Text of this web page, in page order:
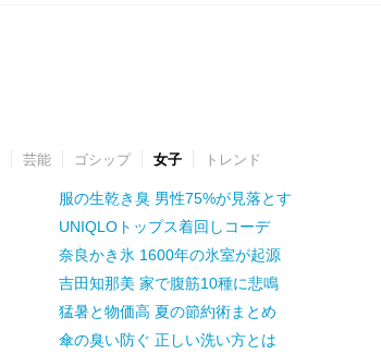
芸能 ゴシップ 女子 トレンド
服の生乾き臭 男性75%が見落とす
UNIQLOトップス着回しコーデ
奈良かき氷 1600年の氷室が起源
吉田知那美 家で腹筋10種に悲鳴
猛暑と物価高 夏の節約術まとめ
傘の臭い防ぐ 正しい洗い方とは